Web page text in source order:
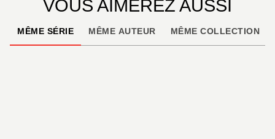
VOUS AIMEREZ AUSSI
MÊME SÉRIE MÊME AUTEUR MÊME COLLECTION